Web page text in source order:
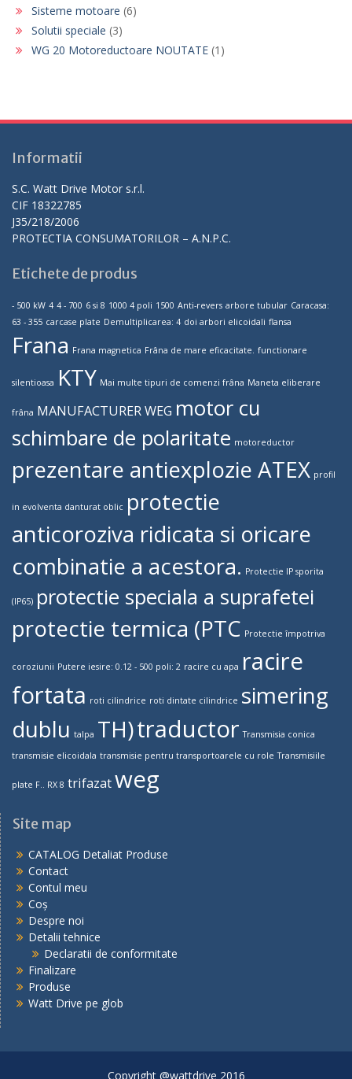
Sisteme motoare (6)
Solutii speciale (3)
WG 20 Motoreductoare NOUTATE (1)
Informatii
S.C. Watt Drive Motor s.r.l.
CIF 18322785
J35/218/2006
PROTECTIA CONSUMATORILOR – A.N.P.C.
Etichete de produs
- 500 kW 4 4 - 700 6 si 8 1000 4 poli 1500 Anti-revers arbore tubular Caracasa:
63 - 355 carcase plate Demultiplicarea: 4 doi arbori elicoidali flansa
Frana Frana magnetica Frâna de mare eficacitate. functionare
silentioasa KTY Mai multe tipuri de comenzi frâna Maneta eliberare
frâna MANUFACTURER WEG motor cu
schimbare de polaritate motoreductor
prezentare antiexplozie ATEX profil
in evolventa danturat oblic protectie
anticoroziva ridicata si oricare
combinatie a acestora. Protectie IP sporita
(IP65) protectie speciala a suprafetei
protectie termica (PTC Protectie împotriva
coroziunii Putere iesire: 0.12 - 500 poli: 2 racire cu apa racire
fortata roti cilindrice roti dintate cilindrice simering
dublu talpa TH)traductor Transmisia conica
transmisie elicoidala transmisie pentru transportoarele cu role Transmisiile
plate F.. RX 8 trifazatweg
Site map
CATALOG Detaliat Produse
Contact
Contul meu
Coș
Despre noi
Detalii tehnice
Declaratii de conformitate
Finalizare
Produse
Watt Drive pe glob
Copyright @wattdrive 2016